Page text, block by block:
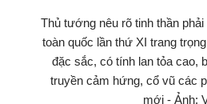
Thủ tướng nêu rõ tinh thần
toàn quốc lần thứ XI trang
đặc sắc, có tính lan tỏa cao,
truyền cảm hứng, cổ vũ các
mới - Ảnh: